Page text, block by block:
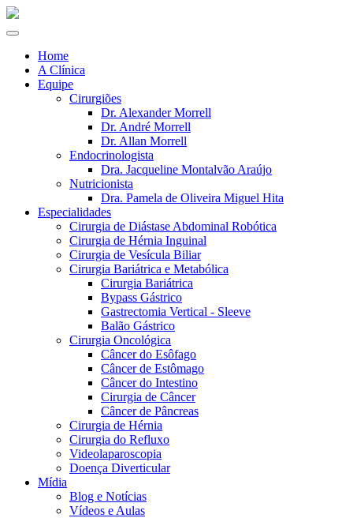
Home
A Clínica
Equipe
Cirurgiões
Dr. Alexander Morrell
Dr. André Morrell
Dr. Allan Morrell
Endocrinologista
Dra. Jacqueline Montalvão Araújo
Nutricionista
Dra. Pamela de Oliveira Miguel Hita
Especialidades
Cirurgia de Diástase Abdominal Robótica
Cirurgia de Hérnia Inguinal
Cirurgia de Vesícula Biliar
Cirurgia Bariátrica e Metabólica
Cirurgia Bariátrica
Bypass Gástrico
Gastrectomia Vertical - Sleeve
Balão Gástrico
Cirurgia Oncológica
Câncer do Esôfago
Câncer de Estômago
Câncer do Intestino
Cirurgia de Câncer
Câncer de Pâncreas
Cirurgia de Hérnia
Cirurgia do Refluxo
Videolaparoscopia
Doença Diverticular
Mídia
Blog e Notícias
Vídeos e Aulas